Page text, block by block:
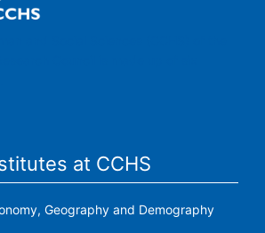
at CCHS
Geography and Demography